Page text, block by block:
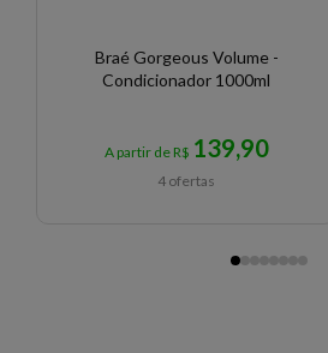
Braé Gorgeous Volume -
Condicionador 1000ml
A partir de R$ 139,90
4 ofertas